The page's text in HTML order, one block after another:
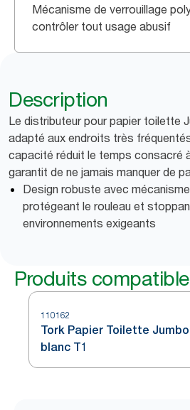
Mécanisme de verrouillage
contrôler tout usage abusif
Description
Le distributeur pour papier toilette
adapté aux endroits très
capacité réduit le temps consacré
garantit de ne jamais manquer de
Design robuste avec
protégeant le rouleau et
environnements exigeants
Produits
110162
Tork Papier Toilette Jumbo
blanc T1